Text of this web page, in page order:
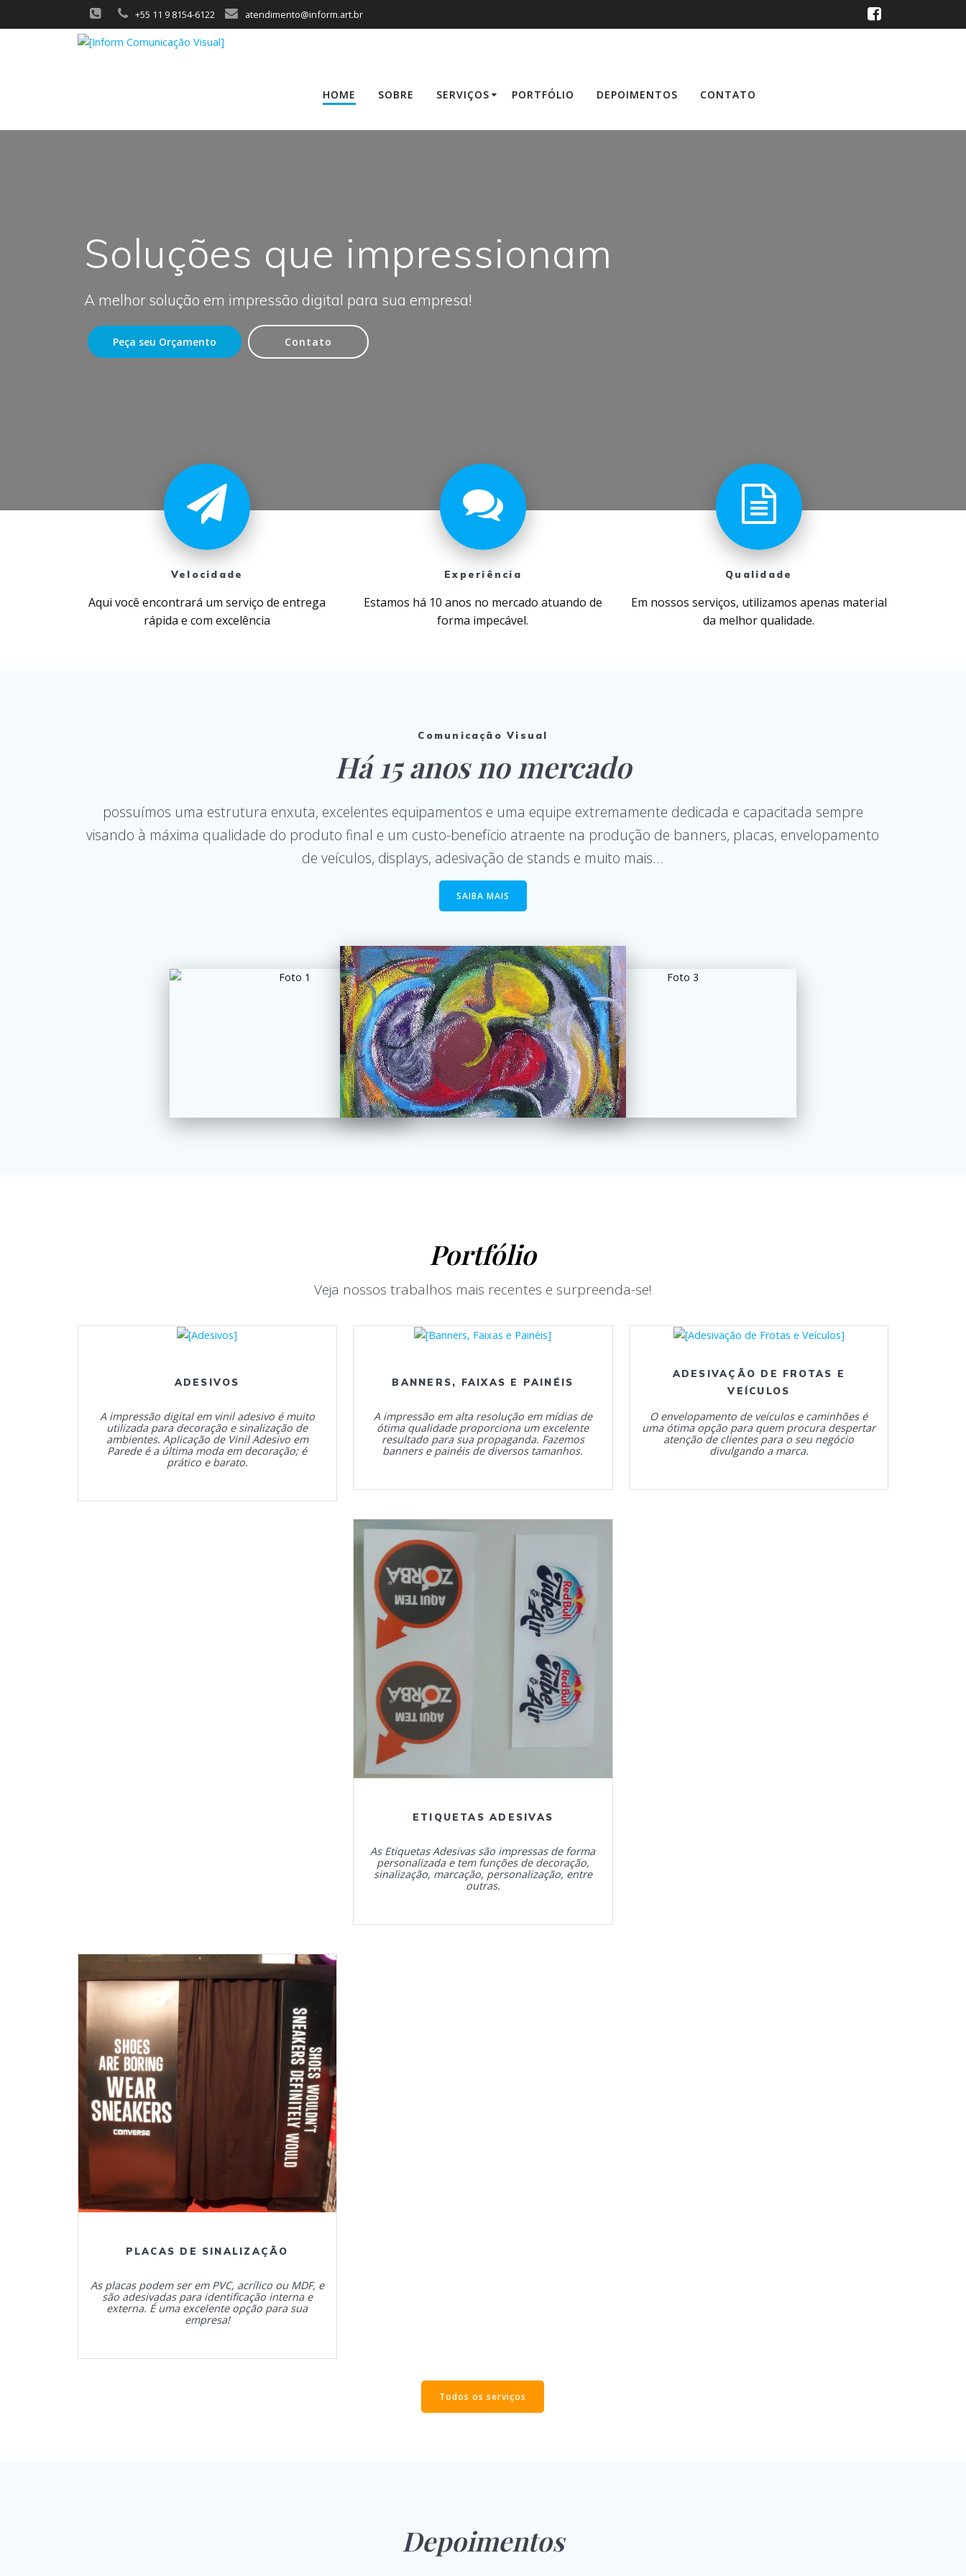
+55 11 9 8154-6122 atendimento@inform.art.br
HOME SOBRE SERVIÇOS PORTFÓLIO DEPOIMENTOS CONTATO
Soluções que impressionam
A melhor solução em impressão digital para sua empresa!
Peça seu Orçamento Contato
Velocidade
Aqui você encontrará um serviço de entrega
rápida e com excelência
Experiência
Estamos há 10 anos no mercado atuando de
forma impecável.
Qualidade
Em nossos serviços, utilizamos apenas material
da melhor qualidade.
Comunicação Visual
Há 15 anos no mercado
possuímos uma estrutura enxuta, excelentes equipamentos e uma equipe extremamente dedicada e capacitada sempre
visando à máxima qualidade do produto final e um custo-benefício atraente na produção de banners, placas, envelopamento
de veículos, displays, adesivação de stands e muito mais…
SAIBA MAIS
Portfólio
Veja nossos trabalhos mais recentes e surpreenda-se!
ADESIVOS
A impressão digital em vinil adesivo é muito
utilizada para decoração e sinalização de
ambientes. Aplicação de Vinil Adesivo em
Parede é a última moda em decoração; é
prático e barato.
BANNERS, FAIXAS E PAINÉIS
A impressão em alta resolução em mídias de
ótima qualidade proporciona um excelente
resultado para sua propaganda. Fazemos
banners e painéis de diversos tamanhos.
ADESIVAÇÃO DE FROTAS E
VEÍCULOS
O envelopamento de veículos e caminhões é
uma ótima opção para quem procura despertar
atenção de clientes para o seu negócio
divulgando a marca.
ETIQUETAS ADESIVAS
As Etiquetas Adesivas são impressas de forma
personalizada e tem funções de decoração,
sinalização, marcação, personalização, entre
outras.
PLACAS DE SINALIZAÇÃO
As placas podem ser em PVC, acrílico ou MDF, e
são adesivadas para identificação interna e
externa. É uma excelente opção para sua
empresa!
Todos os serviços
Depoimentos